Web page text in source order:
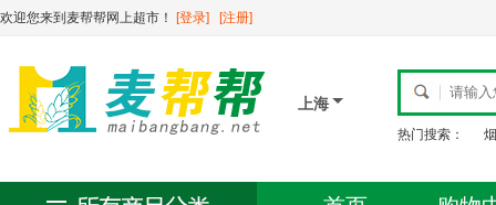
欢迎您来到麦帮帮网上超市！ [登录] [注册]
上海
热门搜索： 烟